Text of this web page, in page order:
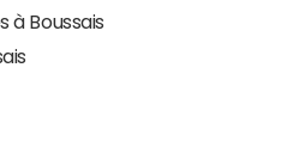
à Boussais